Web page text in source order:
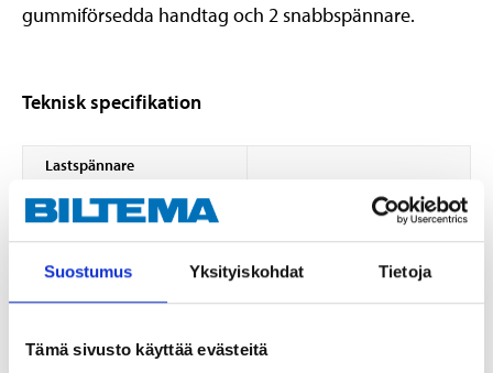
Suostumus Yksityiskohdat Tietoja
Tämä sivusto käyttää evästeitä
gummiförsedda handtag och 2 snabbspännare.
Teknisk specifikation
Lastspännare
Surrningsstyrka
Brottstyrka
700 kg
Längd
4500 mm
Snabbspännare